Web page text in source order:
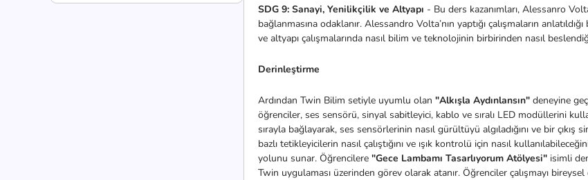
SDG 9: Sanayi, Yenilikçilik ve Altyapı - Bu ders kazanımları, Alessanro
bağlanmasına odaklanır. Alessandro Volta’nın yaptığı çalışmaların
ve altyapı çalışmalarında nasıl bilim ve teknolojinin birbirinden nasıl
Derinleştirme
Ardından Twin Bilim setiyle uyumlu olan "Alkışla Aydınlansın" deneyine
öğrenciler, ses sensörü, sinyal sabitleyici, kablo ve sıralı LED modüllerini
sırayla bağlayarak, ses sensörlerinin nasıl gürültüyü algıladığını ve bir
bazlı tetikleyicilerin nasıl çalıştığını ve ışık kontrolü için nasıl
yolunu sunar. Öğrencilere "Gece Lambamı Tasarlıyorum Atölyesi" isimli
Twin uygulaması üzerinden görev olarak atanır. Öğrenciler çalışmayı